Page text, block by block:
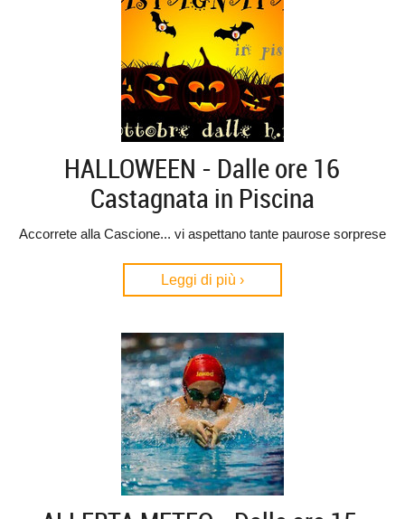
HALLOWEEN - Dalle ore 16
Castagnata in Piscina
Accorrete alla Cascione... vi aspettano tante paurose sorprese
Leggi di più ›